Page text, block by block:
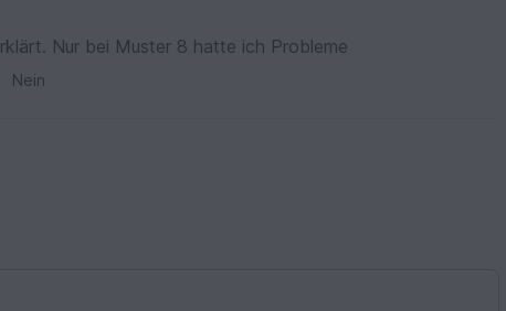
Nur bei Muster 8 hatte ich Probleme
Nein